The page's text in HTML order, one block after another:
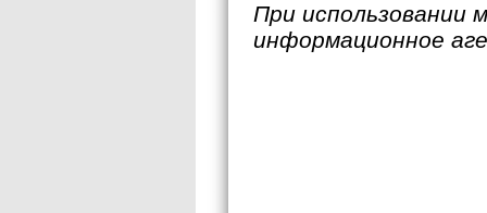
При использовании
информационное